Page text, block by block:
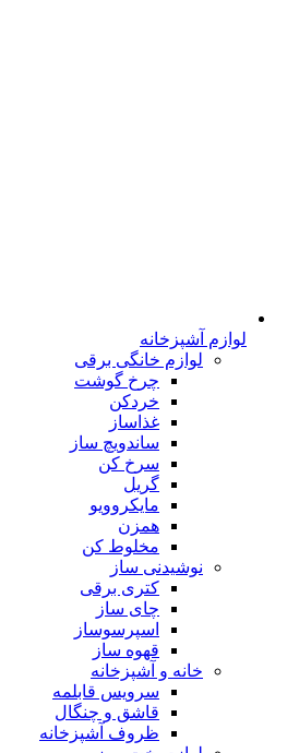
لوازم آشپزخانه
لوازم خانگی برقی
چرخ گوشت
خردکن
غذاساز
ساندویچ ساز
سرخ کن
گریل
مایکروویو
همزن
مخلوط کن
نوشیدنی ساز
کتری برقی
چای ساز
اسپرسوساز
قهوه ساز
خانه و آشپزخانه
سرویس قابلمه
قاشق و چنگال
ظروف آشپزخانه